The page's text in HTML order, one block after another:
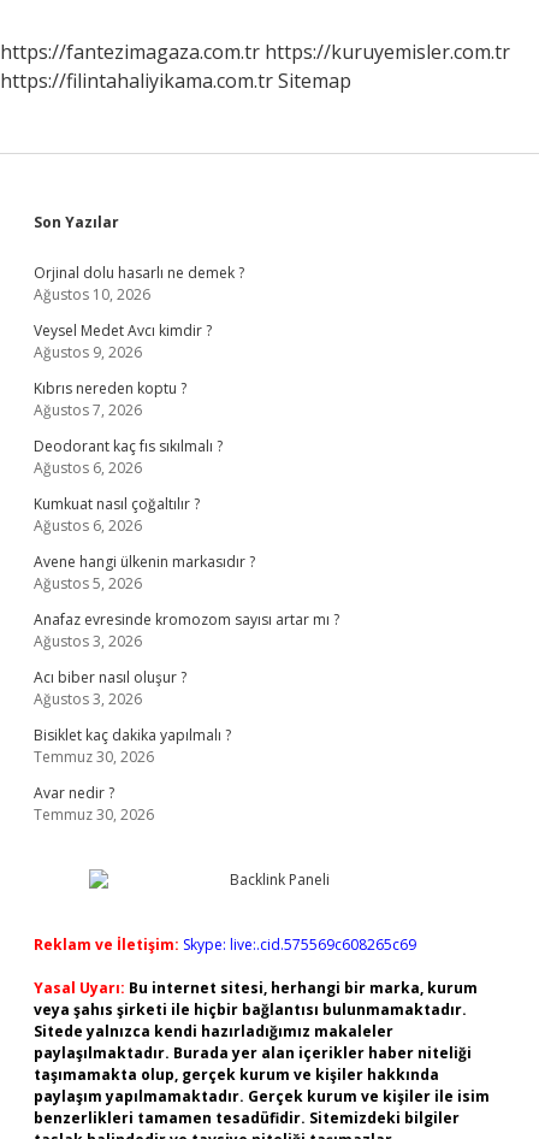
https://fantezimagaza.com.tr https://kuruyemisler.com.tr
https://filintahaliyikama.com.trSitemap
Sidebar
Son Yazılar
Orjinal dolu hasarlı ne demek ?
Ağustos 10, 2026
Veysel Medet Avcı kimdir ?
Ağustos 9, 2026
Kıbrıs nereden koptu ?
Ağustos 7, 2026
Deodorant kaç fıs sıkılmalı ?
Ağustos 6, 2026
Kumkuat nasıl çoğaltılır ?
Ağustos 6, 2026
Avene hangi ülkenin markasıdır ?
Ağustos 5, 2026
Anafaz evresinde kromozom sayısı artar mı ?
Ağustos 3, 2026
Acı biber nasıl oluşur ?
Ağustos 3, 2026
Bisiklet kaç dakika yapılmalı ?
Temmuz 30, 2026
Avar nedir ?
Temmuz 30, 2026
Reklam ve İletişim: Skype: live:.cid.575569c608265c69
Yasal Uyarı: Bu internet sitesi, herhangi bir marka, kurum
veya şahıs şirketi ile hiçbir bağlantısı bulunmamaktadır.
Sitede yalnızca kendi hazırladığımız makaleler
paylaşılmaktadır. Burada yer alan içerikler haber niteliği
taşımamakta olup, gerçek kurum ve kişiler hakkında
paylaşım yapılmamaktadır. Gerçek kurum ve kişiler ile isim
benzerlikleri tamamen tesadüfidir. Sitemizdeki bilgiler